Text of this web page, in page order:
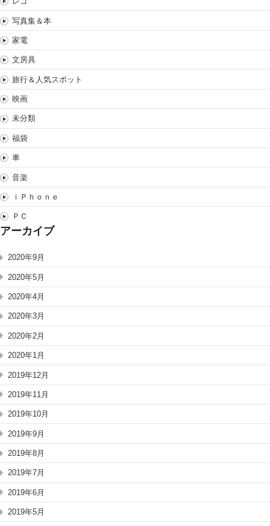
写真集＆本
家電
文房具
旅行＆人気スポット
映画
未分類
福袋
車
音楽
ｉＰｈｏｎｅ
ＰＣ
アーカイブ
2020年9月
2020年5月
2020年4月
2020年3月
2020年2月
2020年1月
2019年12月
2019年11月
2019年10月
2019年9月
2019年8月
2019年7月
2019年6月
2019年5月